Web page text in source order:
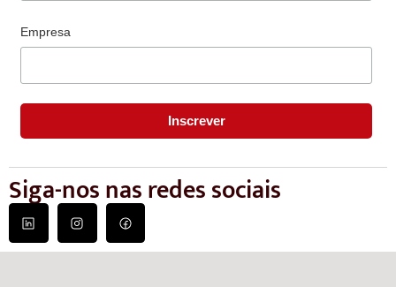
Empresa
Siga-nos nas redes sociais